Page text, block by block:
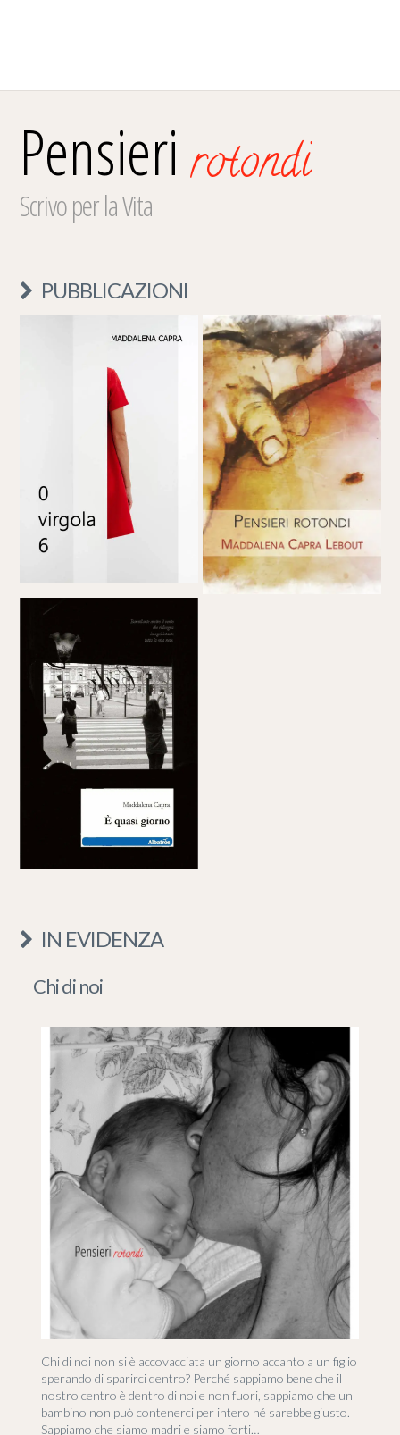
Pensierirotondi
Scrivo per la Vita
PUBBLICAZIONI
IN EVIDENZA
Chi di noi
Chi di noi non si è accovacciata un giorno accanto a un figlio
sperando di sparirci dentro? Perché sappiamo bene che il
nostro centro è dentro di noi e non fuori, sappiamo che un
bambino non può contenerci per intero né sarebbe giusto.
Sappiamo che siamo madri e siamo forti…